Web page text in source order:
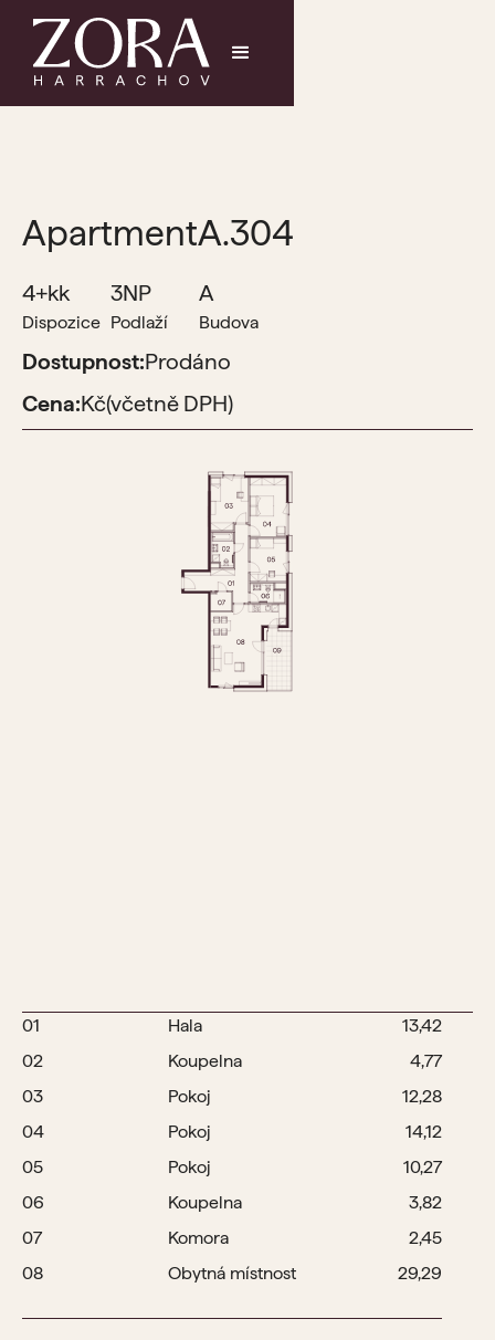
ApartmentA.304
4+kk 3NP A
Dispozice Podlaží Budova
Dostupnost:Prodáno
Cena:Kč(včetně DPH)
01 Hala
13,42
02
Koupelna
4,77
03
Pokoj
12,28
04
Pokoj
14,12
05
Pokoj
10,27
06
Koupelna
3,82
07
Komora
2,45
08
Obytná místnost 29,29